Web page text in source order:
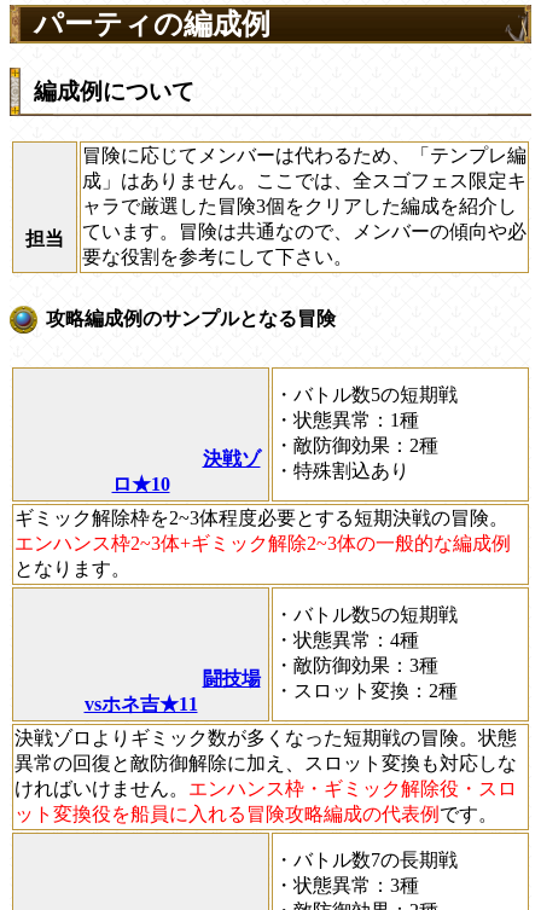
パーティの編成例
編成例について
担当
冒険に応じてメンバーは代わるため、
「テンプレ編
成」 はありません。ここでは、全スゴフェス限定キ
ャラで厳選した冒険3個をクリアした編成を紹介し
ています。冒険は共通なので、メンバーの傾向や必
要な役割を参考にして下さい。
攻略編成例のサンプルとなる冒険
決戦ゾ
ロ★10
・バトル数5の短期戦
・状態異常：1種
・敵防御効果：2種
・特殊割込あり
ギミック解除枠を2~3体程度必要とする短期決戦の冒険。
エンハンス枠2~3体+ギミック解除2~3体の一般的な編成例
となります。
闘技場
vsホネ吉★11
・バトル数5の短期戦
・状態異常：4種
・敵防御効果：3種
・スロット変換：2種
決戦ゾロよりギミック数が多くなった短期戦の冒険。状態
異常の回復と敵防御解除に加え、スロット変換も対応しな
ければいけません。 エンハンス枠・ギミック解除役・スロ
ット変換役を船員に入れる冒険攻略編成の代表例 です。
・バトル数7の長期戦
・状態異常：3種